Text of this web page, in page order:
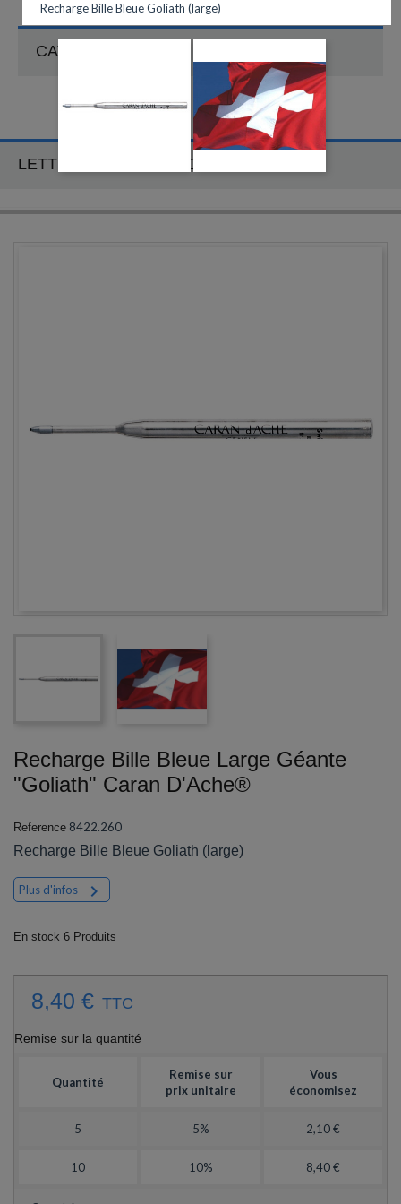
CATÉGORIES
LETTRE D'INFORMATION
Recharge Bille Bleue Large Géante
"Goliath" Caran D'Ache®
Reference 8422.260
Recharge Bille Bleue Goliath (large)
Plus d'infos 
En stock 6 Produits
8,40 € TTC
Remise sur la quantité
Quantité
Remise sur
prix unitaire
Vous
économisez
5 5% 2,10 €
10 10% 8,40 €
Recharge Bille Bleue Goliath (large)